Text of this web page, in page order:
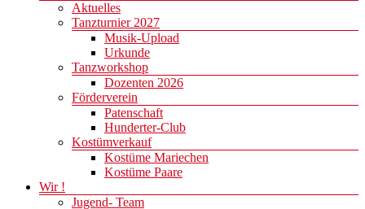
Aktuelles
Tanzturnier 2027
Musik-Upload
Urkunde
Tanzworkshop
Dozenten 2026
Förderverein
Patenschaft
Hunderter-Club
Kostümverkauf
Kostüme Mariechen
Kostüme Paare
Wir !
Jugend- Team